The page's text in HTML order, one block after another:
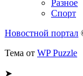
Разное
Спорт
Новостной портал
Тема от WP Puzzle
➤